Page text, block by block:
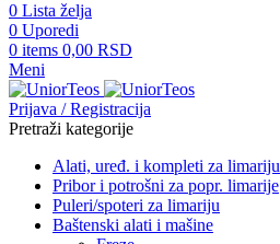
0 Lista želja
0 Uporedi
0 items 0,00 RSD
Meni
Prijava / Registracija
Pretraži kategorije
Alati, uređ. i kompleti za limariju
Pribor i potrošni za popr. limarije
Puleri/spoteri za limariju
Baštenski alati i mašine